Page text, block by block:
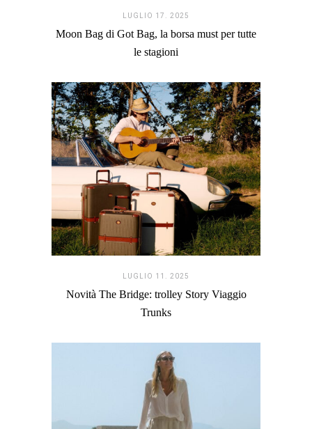
LUGLIO 17. 2025
Moon Bag di Got Bag, la borsa must per tutte
le stagioni
LUGLIO 11. 2025
Novità The Bridge: trolley Story Viaggio
Trunks